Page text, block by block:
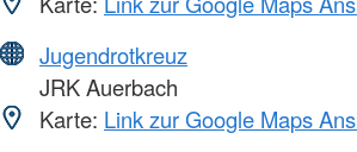
Jugendrotkreuz
JRK Auerbach
Karte: Link zur Google Maps